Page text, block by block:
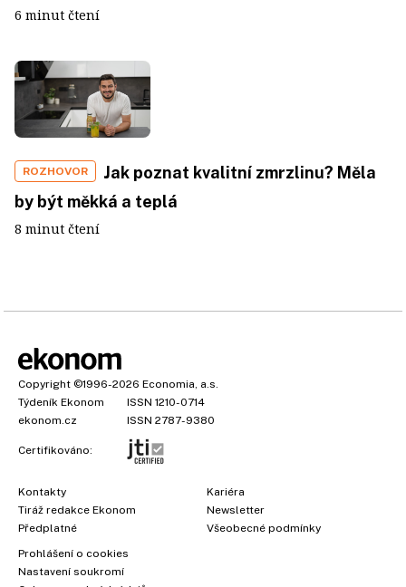
6 minut čtení
ROZHOVOR
Jak poznat kvalitní zmrzlinu? Měla
by být měkká a teplá
8 minut čtení
Copyright ©1996-2026 Economia, a.s.
Týdeník Ekonom
ISSN 1210-0714
ekonom.cz
ISSN 2787-9380
Certifikováno:
Kontakty
Tiráž redakce Ekonom
Předplatné
Kariéra
Newsletter
Všeobecné podmínky
Prohlášení o cookies
Nastavení soukromí